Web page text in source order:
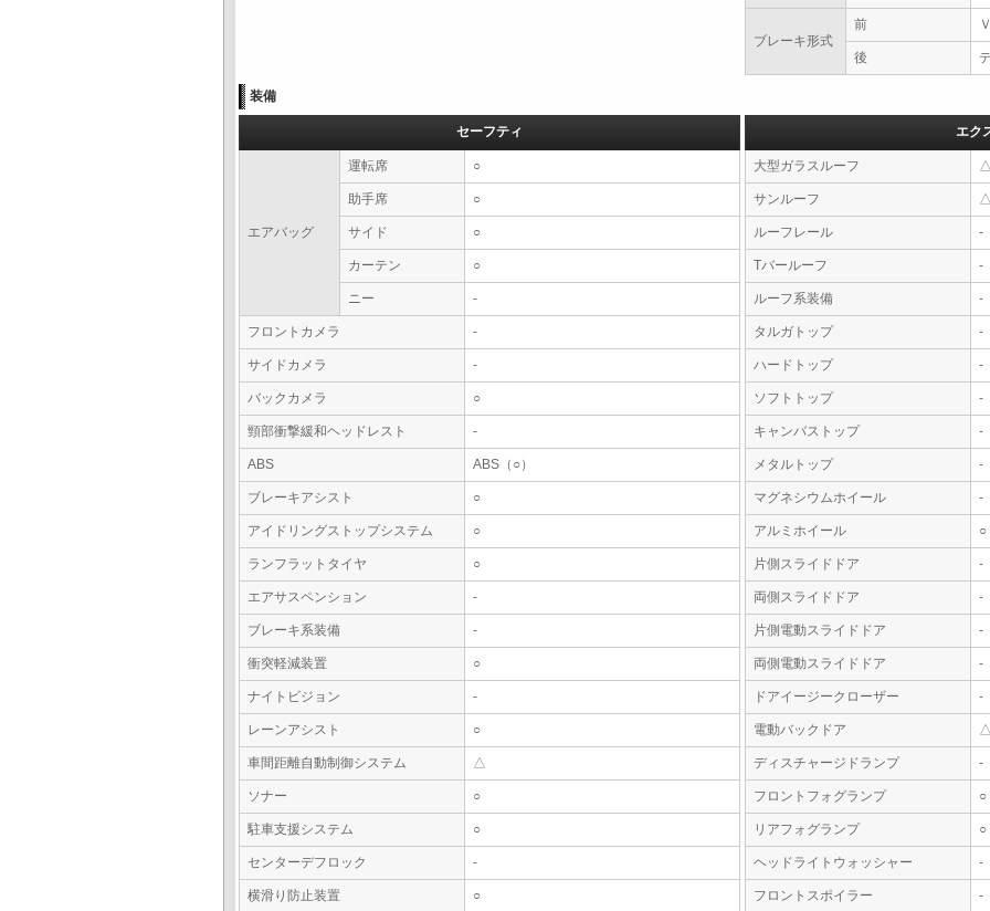
ブレーキ形式
前
後
装備
セーフティ
エアバッグ
運転席 ○
助手席 ○
サイド ○
カーテン ○
ニー -
フロントカメラ -
サイドカメラ -
バックカメラ ○
頸部衝撃緩和ヘッドレスト -
ABS ABS（○）
ブレーキアシスト ○
アイドリングストップシステム ○
ランフラットタイヤ ○
エアサスペンション -
ブレーキ系装備 -
衝突軽減装置 ○
ナイトビジョン -
レーンアシスト ○
車間距離自動制御システム △
ソナー ○
駐車支援システム ○
センターデフロック -
横滑り防止装置 ○
エク
大型ガラスルーフ
サンルーフ
ルーフレール -
Tバールーフ -
ルーフ系装備 -
タルガトップ -
ハードトップ -
ソフトトップ -
キャンバストップ -
メタルトップ -
マグネシウムホイール -
アルミホイール ○
片側スライドドア -
両側スライドドア -
片側電動スライドドア -
両側電動スライドドア -
ドアイージークローザー -
電動バックドア
ディスチャージドランプ -
フロントフォグランプ ○
リアフォグランプ ○
ヘッドライトウォッシャー -
フロントスポイラー -